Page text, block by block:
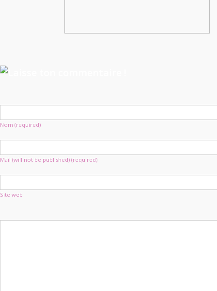
Nom (required)
Mail (will not be published) (required)
Site web